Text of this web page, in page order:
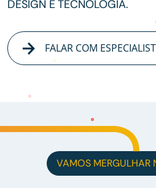
DESIGN E TECNOLOGIA.
FALAR COM
VAMOS MERGULHAR